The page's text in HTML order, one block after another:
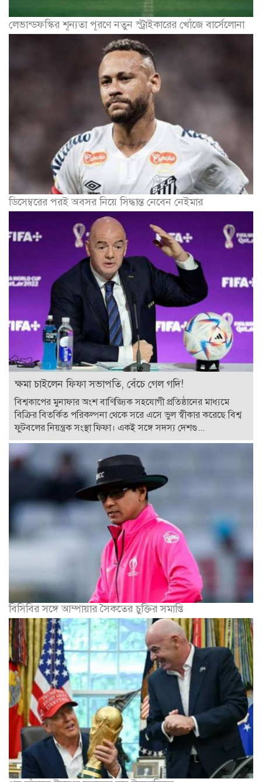
লেভান্ডফস্কির শূন্যতা পূরণে নতুন স্ট্রাইকারের খোঁজে বার্সেলোনা
ডিসেম্বরের পরই অবসর নিয়ে সিদ্ধান্ত নেবেন নেইমার
ক্ষমা চাইলেন ফিফা সভাপতি, বেঁচে গেল গদি!
বিশ্বকাপের মুনাফার অংশ বাণিজ্যিক সহযোগী প্রতিষ্ঠানের মাধ্যমে
বিক্রির বিতর্কিত পরিকল্পনা থেকে সরে এসে ভুল স্বীকার করেছে বিশ্ব
ফুটবলের নিয়ন্ত্রক সংস্থা ফিফা। একই সঙ্গে সদস্য দেশগু...
বিসিবির সঙ্গে আম্পায়ার সৈকতের চুক্তির সমাপ্তি